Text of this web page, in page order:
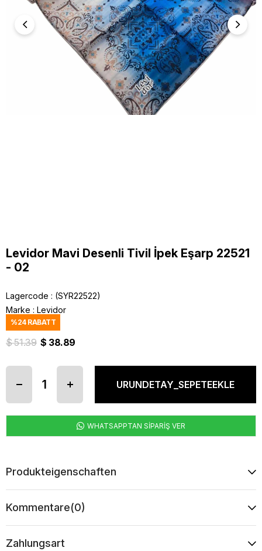
Levidor Mavi Desenli Tivil İpek Eşarp 22521
- 02
Lagercode
(SYR22522)
Marke : Levidor
%24RABATT
$ 51.39 $ 38.89
WHATSAPPTAN SİPARİŞ VER
Produkteigenschaften
Kommentare(0)
Zahlungsart